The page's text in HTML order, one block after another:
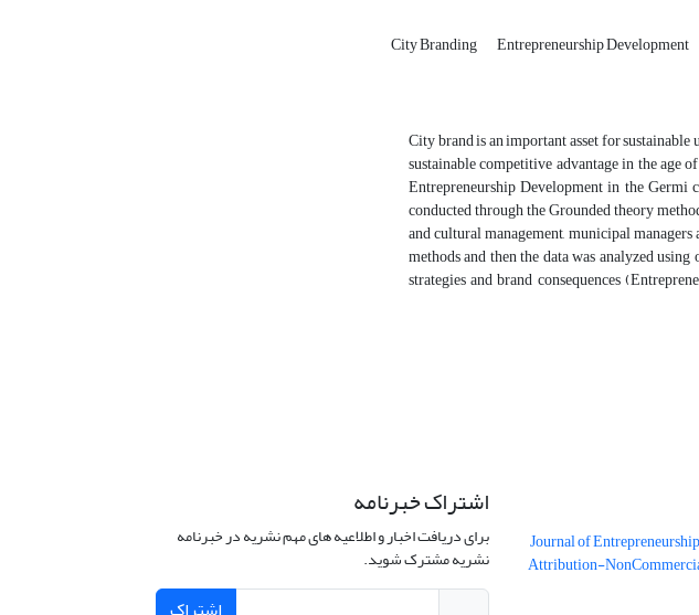
City Branding Entrepreneurship Development
City brand is an important asset for
sustainable competitive advantage in the
Entrepreneurship Development in the
conducted through the Grounded theory
and cultural management, municipal
methods and then the data was analyzed
strategies and brand consequences
Journal of
Attribution-
اشتراک خبرنامه
برای دریافت اخبار و اطلاعیه های مهم نشریه در خبرنامه
نشریه مشترک شوید.